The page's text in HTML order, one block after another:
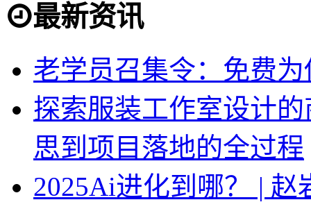
最新资讯
老学员召集令：免费
探索服装工作室设计
思到项目落地的全过程
2025Ai进化到哪？ |